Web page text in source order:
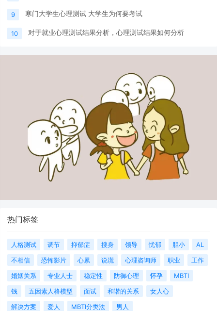
9 寒门大学生心理测试 大学生为何要考试
10 对于就业心理测试结果分析，心理测试结果如何分析
热门标签
人格测试 调节 抑郁症 搜身 领导 忧郁 胆小
AL
不相信
恐怖影片 心累 说谎 心理咨询师 职业
工作
婚姻关系
专业人士 稳定性 防御心理 怀孕
MBTI
钱
五因素人格模型 面试 和谐的关系
女人心
解决方案
爱人 MBTI分类法 男人